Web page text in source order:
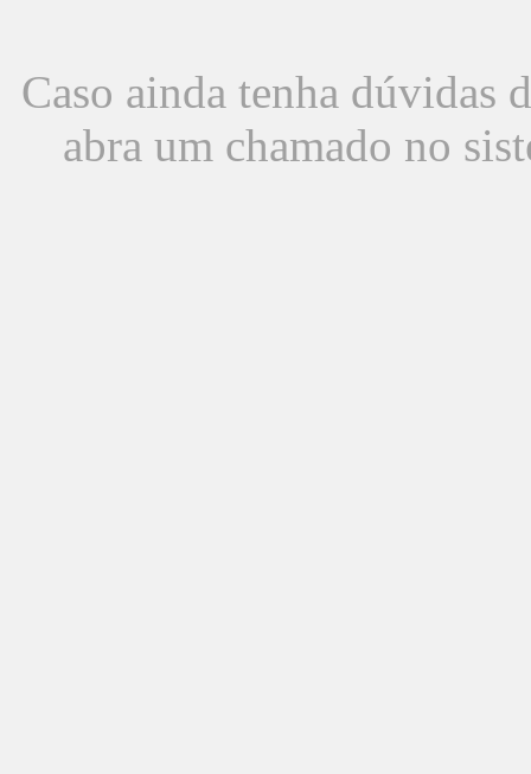
Caso ainda tenha dúvidas
abra um chamado no